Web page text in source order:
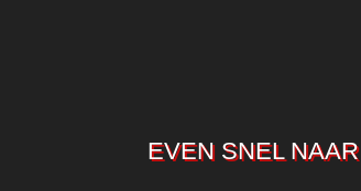
EVEN SNEL NAAR